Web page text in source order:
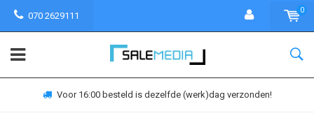
070 2629111
0
Voor 16:00 besteld is dezelfde (werk)dag verzonden!